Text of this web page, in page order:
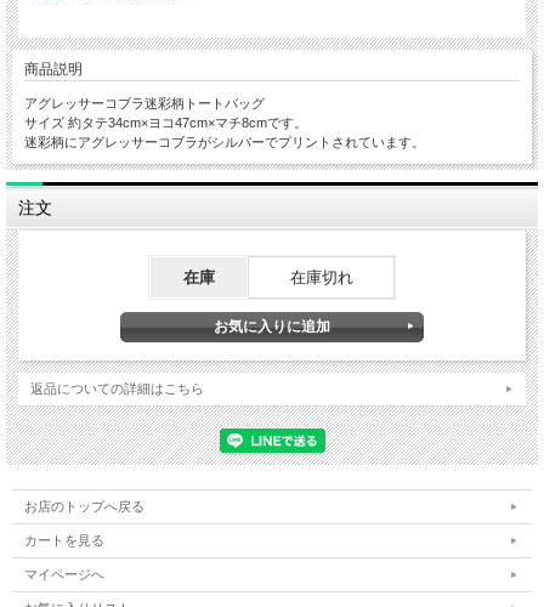
商品説明
アグレッサーコブラ迷彩柄トートバッグ
サイズ 約タテ34cm×ヨコ47cm×マチ8cmです。
迷彩柄にアグレッサーコブラがシルバーでプリントされています。
注文
在庫 在庫切れ
返品についての詳細はこちら
お店のトップへ戻る
カートを見る
マイページへ